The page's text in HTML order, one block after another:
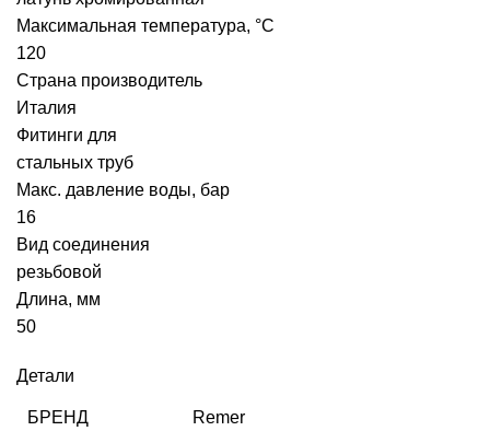
Максимальная температура, °С
120
Страна производитель
Италия
Фитинги для
стальных труб
Макс. давление воды, бар
16
Вид соединения
резьбовой
Длина, мм
50
Детали
БРЕНД Remer